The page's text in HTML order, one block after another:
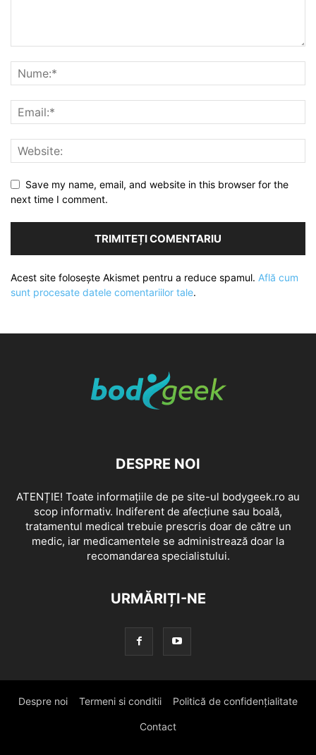
Save my name, email, and website in this browser for the
next time I comment.
Acest site folosește Akismet pentru a reduce spamul. Află cum
sunt procesate datele comentariilor tale.
DESPRE NOI
ATENȚIE! Toate informațiile de pe site-ul bodygeek.ro au
scop informativ. Indiferent de afecțiune sau boală,
tratamentul medical trebuie prescris doar de către un
medic, iar medicamentele se administrează doar la
recomandarea specialistului.
URMĂRIȚI-NE
Despre noi Termeni si conditii Politică de confidențialitate
Contact